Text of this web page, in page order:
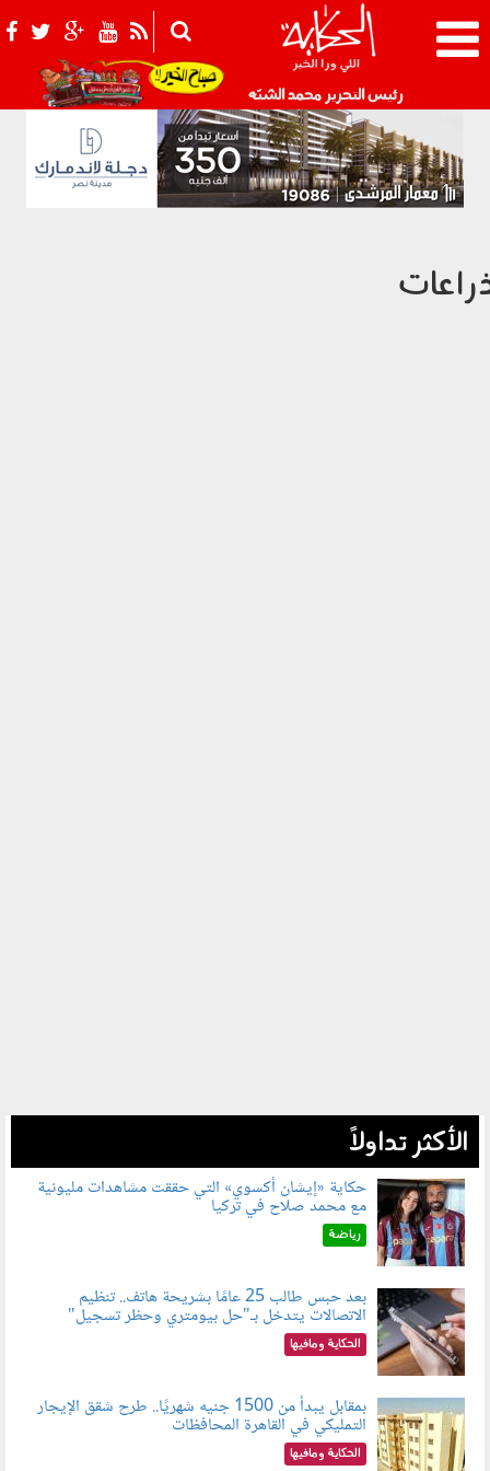
رئيس التحرير محمد الشبّه 021_2.png
الأكثر تداولاً
080802.jpg
حكاية «إيشان أكسوي» التي حققت مشاهدات مليونية
مع محمد صلاح في تركيا
رياضة
080803.jpg
بعد حبس طالب 25 عامًا بشريحة هاتف.. تنظيم
الاتصالات يتدخل بـ"حل بيومتري وحظر تسجيل"
الحكاية ومافيها
080801.jpg
بمقابل يبدأ من 1500 جنيه شهريًا.. طرح شقق الإيجار
التمليكي في القاهرة المحافظات
الحكاية ومافيها